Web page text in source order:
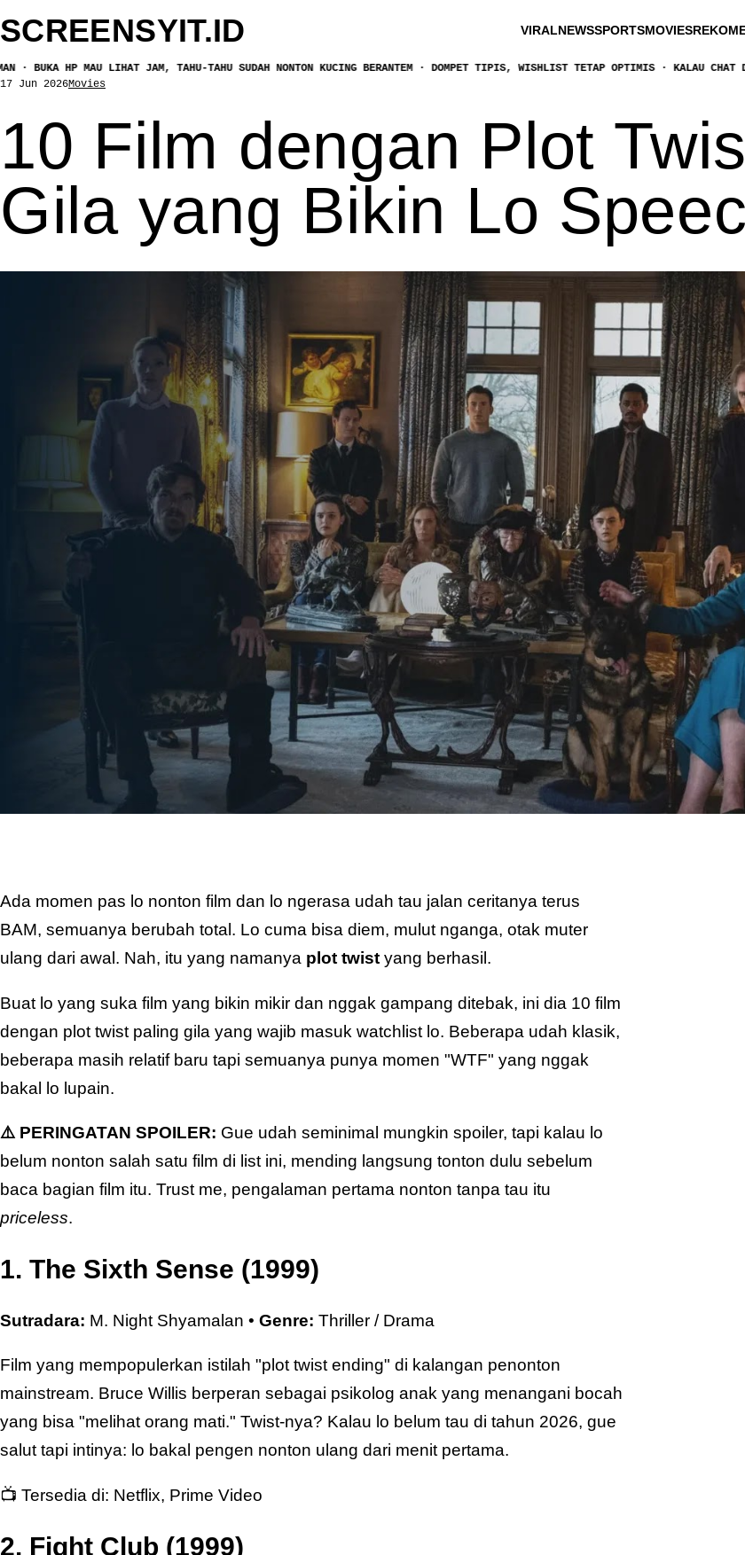
SCREENSYIT.ID VIRALNEWSSPORTSMOVIES
MAU LIHAT JAM, TAHU-TAHU SUDAH NONTON KUCING BERANTEM · DOMPET TIPIS, WISHLIST TETAP OPTIMIS · KALAU CHAT DIBALAS
17 Jun 2026Movies
10 Film dengan Plot
Gila yang Bikin Lo
Ada momen pas lo nonton film dan lo ngerasa udah tau jalan ceritanya terus
BAM, semuanya berubah total. Lo cuma bisa diem, mulut nganga, otak muter
ulang dari awal. Nah, itu yang namanya plot twist yang berhasil.
Buat lo yang suka film yang bikin mikir dan nggak gampang ditebak, ini dia 10 film
dengan plot twist paling gila yang wajib masuk watchlist lo. Beberapa udah klasik,
beberapa masih relatif baru tapi semuanya punya momen "WTF" yang nggak
bakal lo lupain.
⚠️ PERINGATAN SPOILER: Gue udah seminimal mungkin spoiler, tapi kalau lo
belum nonton salah satu film di list ini, mending langsung tonton dulu sebelum
baca bagian film itu. Trust me, pengalaman pertama nonton tanpa tau itu
priceless.
1. The Sixth Sense (1999)
Sutradara: M. Night Shyamalan • Genre: Thriller / Drama
Film yang mempopulerkan istilah "plot twist ending" di kalangan penonton
mainstream. Bruce Willis berperan sebagai psikolog anak yang menangani bocah
yang bisa "melihat orang mati." Twist-nya? Kalau lo belum tau di tahun 2026, gue
salut tapi intinya: lo bakal pengen nonton ulang dari menit pertama.
📺 Tersedia di: Netflix, Prime Video
2. Fight Club (1999)